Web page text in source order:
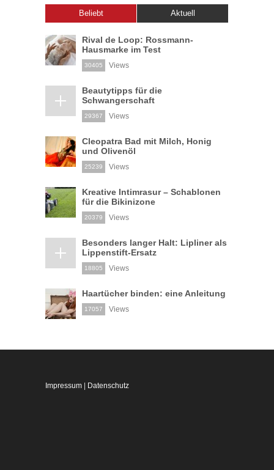
Beliebt Aktuell
Rival de Loop: Rossmann-
Hausmarke im Test
30405 Views
Beautytipps für die
Schwangerschaft
29367 Views
Cleopatra Bad mit Milch, Honig
und Olivenöl
25239 Views
Kreative Intimrasur – Schablonen
für die Bikinizone
20379 Views
Besonders langer Halt: Lipliner als
Lippenstift-Ersatz
18805 Views
Haartücher binden: eine Anleitung
17057 Views
Impressum | Datenschutz